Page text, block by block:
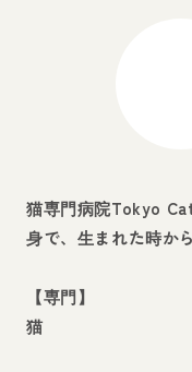
猫専門病院Tokyo
身で、生まれた時か
【専門】
猫